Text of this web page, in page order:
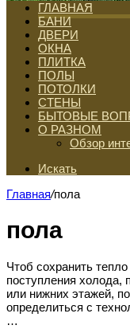
ГЛАВНАЯ
БАНИ
ДВЕРИ
ОКНА
ПЛИТКА
ПОЛЫ
ПОТОЛКИ
СТЕНЫ
БЫТОВЫЕ
О РАЗНОМ
Обзор
Искать
Главная/пола
пола
Чтоб сохранить
поступления холода,
или нижних этажей,
определиться с
…